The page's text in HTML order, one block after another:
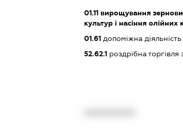
01.11вирощування
культур і насіння олійних
01.61допоміжна
52.62.1роздрібна торгівля